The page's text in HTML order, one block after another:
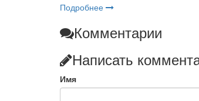
Подробнее
Комментарии
Написать
Имя